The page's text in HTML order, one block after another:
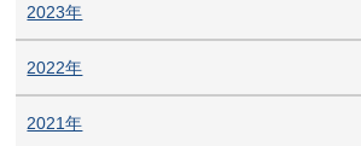
2023年
2022年
2021年